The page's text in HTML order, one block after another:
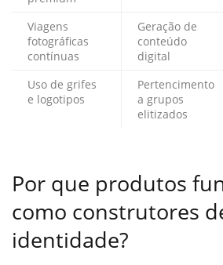
Viagens
fotográficas
contínuas
Geração de
conteúdo
digital
Uso de grifes
e logotipos
Pertencimento
a grupos
elitizados
Por que produtos
como construtores
identidade?